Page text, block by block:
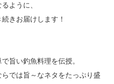
ように、
きお届けします！
旨い釣魚料理を伝授。
では旨～なネタをたっぷり盛